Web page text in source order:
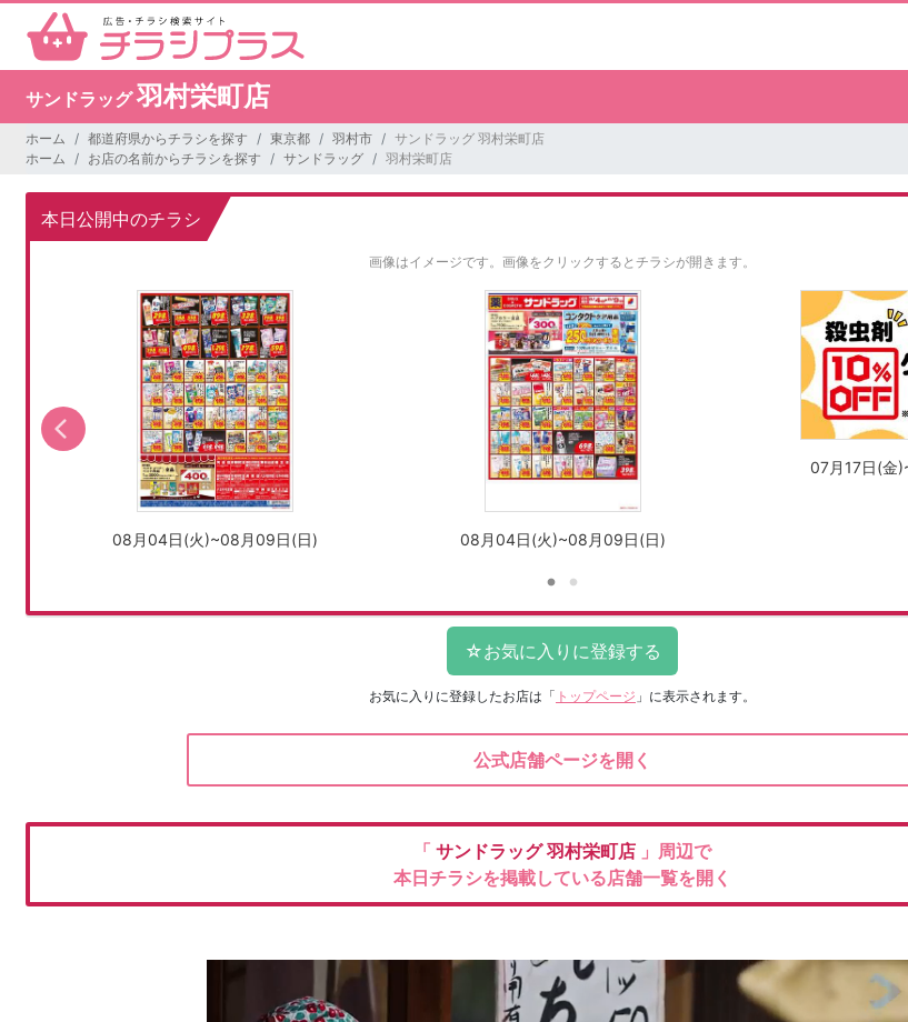
サンドラッグ羽村栄町店
ホーム 都道府県からチラシを探す 東京都 羽村市
サンドラッグ 羽村栄町店
ホーム
お店の名前からチラシを探す サンドラッグ 羽村栄町店
本日公開中のチラシ
画像はイメージです。 画像をクリックするとチラシが開きます。
08月04日(火)~08月09日(日) 08月04日(火)~08月09日(日)
07月17日(金
お気に入りに登録したお店は 「 トップページ 」に表示されます。
公式店舗ページを開く
「 サンドラッグ羽村栄町店 」周辺で
本日チラシを掲載している店舗一覧を開く